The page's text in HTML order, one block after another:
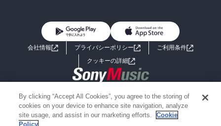
ライトノベル 男子向けラノベ
小説
海外小説
ミステリー SF
よくあるご質問 お問い合わせ
会社情報 プライバシーポリシー
ご利用条件
クッキーの詳細
Copyright 2017 - 2026 Sony Music Entertainment(Japan) Inc.
Information on the site is for the Japan domestic market only
powered by
By clicking “Accept All Cookies”, you agree to the storing of
cookies on your device to enhance site navigation, analyze
site usage, and assist in our marketing efforts.
Cookie
Policy